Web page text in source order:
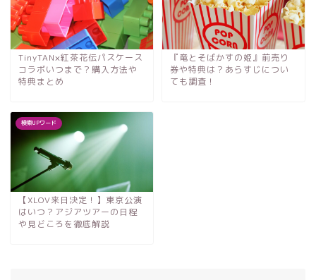
TinyTAN×紅茶花伝パスケース
コラボいつまで？購入方法や
特典まとめ
『竜とそばかすの姫』前売り
券や特典は？あらすじについ
ても調査！
検索UPワード
【XLOV来日決定！】東京公演
はいつ？アジアツアーの日程
や見どころを徹底解説